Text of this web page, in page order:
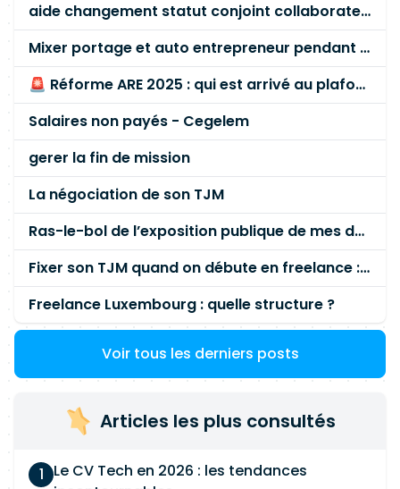
d'expérience et des meilleures pratiques.
Coordination transverse · Interface quotidienne
entre : o Production / atelier o Achats & supply
chain o Qualité & sûreté nucléaire o Projets /
clients internes · Participer aux réunions de suivi
planning, revues d'avancement. Qualité &
exigences nucléaires · Veiller au respect des
exigences réglementaires nucléaires
(traçabilité, jalons qualité, dossiers de fin de
fabrication). · S'assurer de la cohérence
planning ? exigences qualité (points d'arrêt,
inspections, libérations). · Contribuer à la fiabilité
des données dans SAP (gammes, délais, statuts).
Reporting & indicateurs · Produire des
jalons, taux de retard). · Mettre à disposition des
reportings clairs à destination du management
d'amélioration continue (réduction délais,
fiabilité planning).
aide changement statut conjoint collaborateur
Mixer portage et auto entrepreneur pendant des années - quel risque ?
🚨 Réforme ARE 2025 : qui est arrivé au plafond des 60 % en gardant son entreprise ?
Salaires non payés - Cegelem
gerer la fin de mission
La négociation de son TJM
Ras-le-bol de l’exposition publique de mes données personnelles liées à mon entreprise
Fixer son TJM quand on débute en freelance : la méthode mathématique (et pas au feeling) 🛑
Freelance Luxembourg : quelle structure ?
Voir tous les derniers posts
Articles les plus consultés
Le CV Tech en 2026 : les tendances